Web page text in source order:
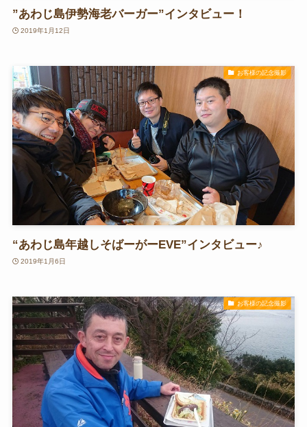
”あわじ島伊勢海老バーガー”インタビュー！
2019年1月12日
お客様の記念撮影
“あわじ島年越しそばーがーEVE”インタビュー♪
2019年1月6日
お客様の記念撮影